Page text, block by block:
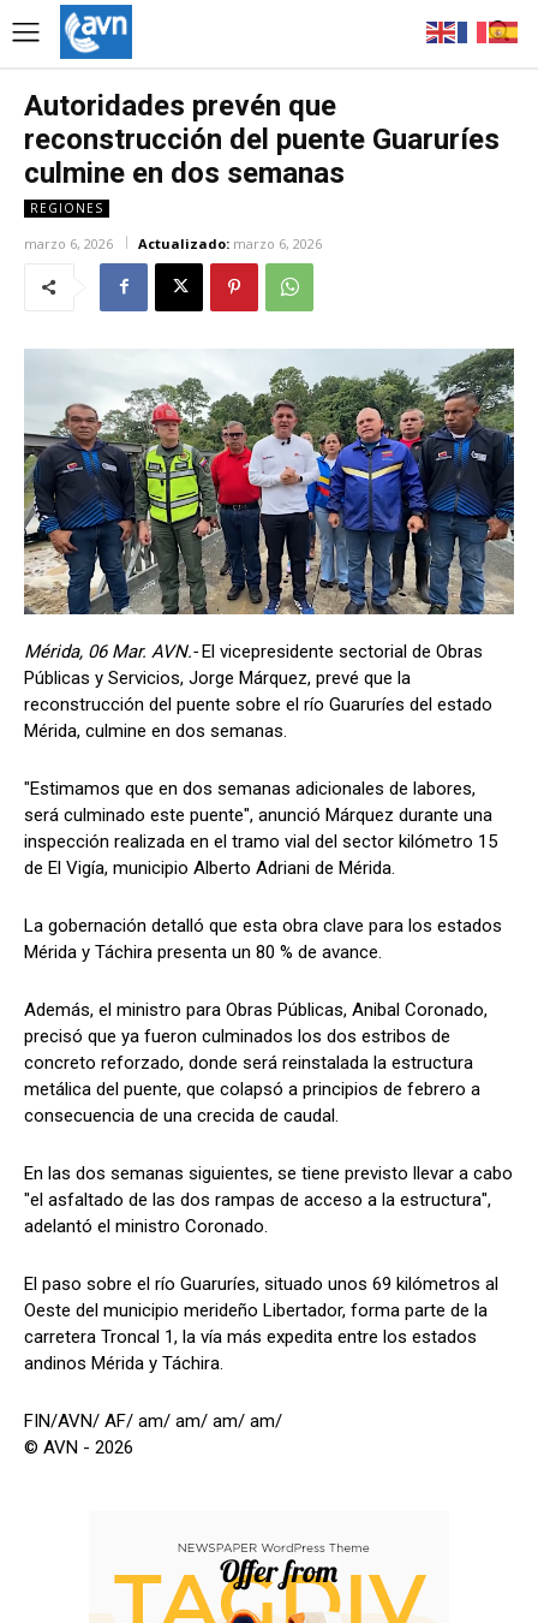
Autoridades prevén que
reconstrucción del puente Guaruríes
culmine en dos semanas
REGIONES
marzo 6, 2026 Actualizado: marzo 6, 2026
Mérida, 06 Mar. AVN.-El vicepresidente sectorial de Obras
Públicas y Servicios, Jorge Márquez, prevé que la
reconstrucción del puente sobre el río Guaruríes del estado
Mérida, culmine en dos semanas.
"Estimamos que en dos semanas adicionales de labores,
será culminado este puente", anunció Márquez durante una
inspección realizada en el tramo vial del sector kilómetro 15
de El Vigía, municipio Alberto Adriani de Mérida.
La gobernación detalló que esta obra clave para los estados
Mérida y Táchira presenta un 80 % de avance.
Además, el ministro para Obras Públicas, Anibal Coronado,
precisó que ya fueron culminados los dos estribos de
concreto reforzado, donde será reinstalada la estructura
metálica del puente, que colapsó a principios de febrero a
consecuencia de una crecida de caudal.
En las dos semanas siguientes, se tiene previsto llevar a cabo
"el asfaltado de las dos rampas de acceso a la estructura",
adelantó el ministro Coronado.
El paso sobre el río Guaruríes, situado unos 69 kilómetros al
Oeste del municipio merideño Libertador, forma parte de la
carretera Troncal 1, la vía más expedita entre los estados
andinos Mérida y Táchira.
FIN/AVN/ AF/ am/ am/ am/ am/
© AVN - 2026